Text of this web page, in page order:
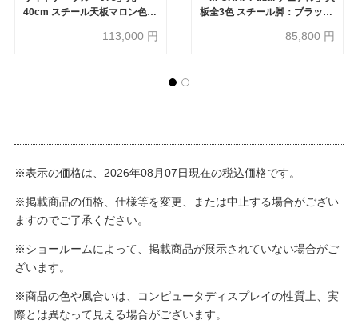
40cm スチール天板マロン色
113,000 円
板全3色 スチール脚：ブラック
85,800 円
※表示の価格は、2026年08月07日現在の税込価格です。
※掲載商品の価格、仕様等を変更、または中止する場合がござい
ますのでご了承ください。
※ショールームによって、掲載商品が展示されていない場合がご
ざいます。
※商品の色や風合いは、コンピュータディスプレイの性質上、実
際とは異なって見える場合がございます。